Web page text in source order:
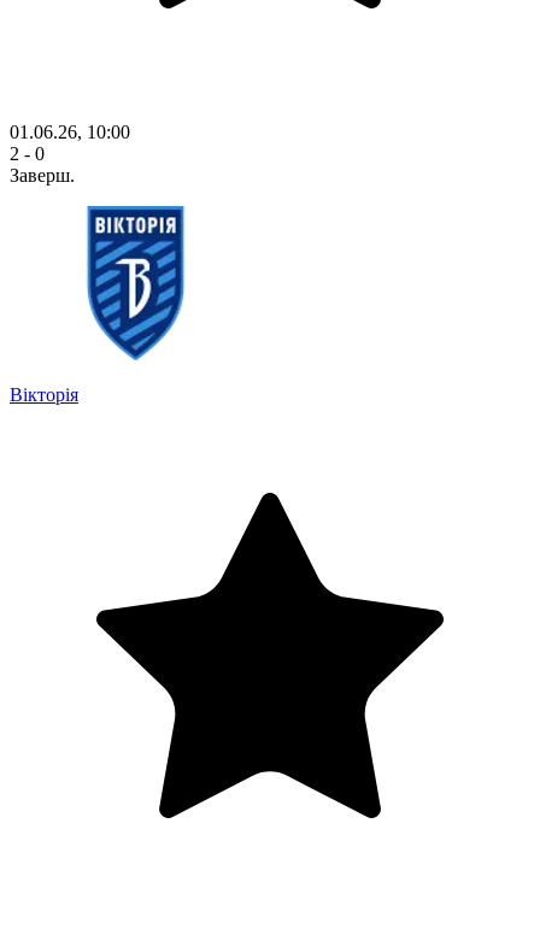
01.06.26, 10:00
2 - 0
Заверш.
Вікторія